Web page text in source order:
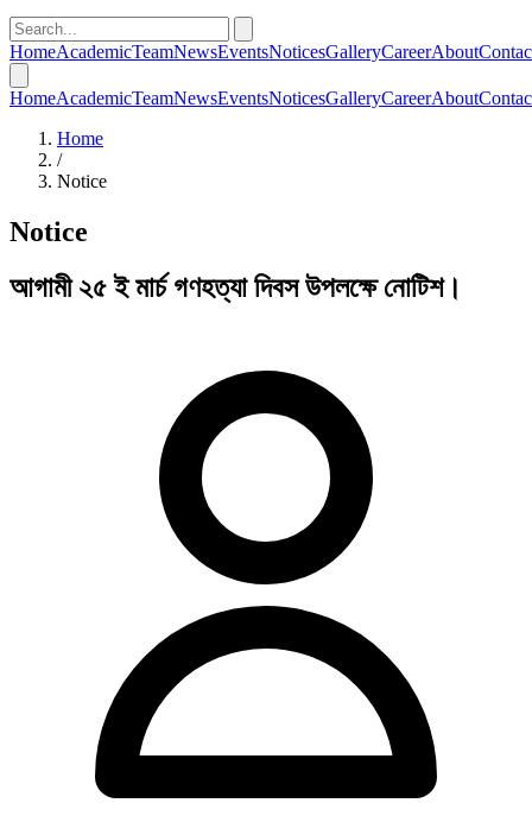
HomeAcademicTeamNewsEventsNoticesGalleryCareerAbout
HomeAcademicTeamNewsEventsNoticesGalleryCareerAbout
Home
/
Notice
Notice
আগামী ২৫ ই মার্চ গণহত্যা দিবস উপলক্ষে নোটিশ।